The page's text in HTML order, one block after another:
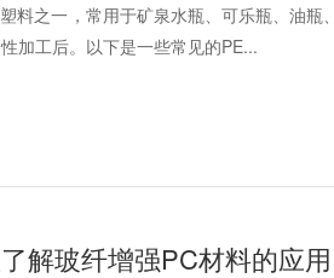
料之一，常用于矿泉水瓶、可乐瓶、油瓶
加工后。以下是一些常见的PE...
解玻纤增强PC材料的应用